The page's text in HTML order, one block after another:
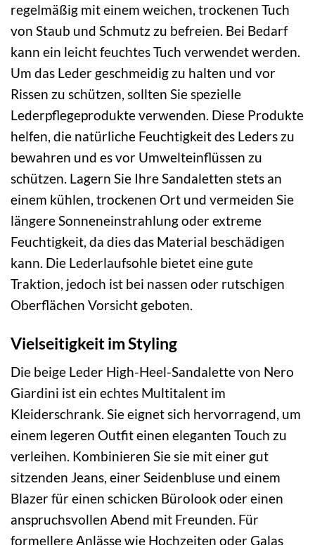
regelmäßig mit einem weichen, trockenen Tuch
von Staub und Schmutz zu befreien. Bei Bedarf
kann ein leicht feuchtes Tuch verwendet werden.
Um das Leder geschmeidig zu halten und vor
Rissen zu schützen, sollten Sie spezielle
Lederpflegeprodukte verwenden. Diese Produkte
helfen, die natürliche Feuchtigkeit des Leders zu
bewahren und es vor Umwelteinflüssen zu
schützen. Lagern Sie Ihre Sandaletten stets an
einem kühlen, trockenen Ort und vermeiden Sie
längere Sonneneinstrahlung oder extreme
Feuchtigkeit, da dies das Material beschädigen
kann. Die Lederlaufsohle bietet eine gute
Traktion, jedoch ist bei nassen oder rutschigen
Oberflächen Vorsicht geboten.
Vielseitigkeit im Styling
Die beige Leder High-Heel-Sandalette von Nero
Giardini ist ein echtes Multitalent im
Kleiderschrank. Sie eignet sich hervorragend, um
einem legeren Outfit einen eleganten Touch zu
verleihen. Kombinieren Sie sie mit einer gut
sitzenden Jeans, einer Seidenbluse und einem
Blazer für einen schicken Bürolook oder einen
anspruchsvollen Abend mit Freunden. Für
formellere Anlässe wie Hochzeiten oder Galas